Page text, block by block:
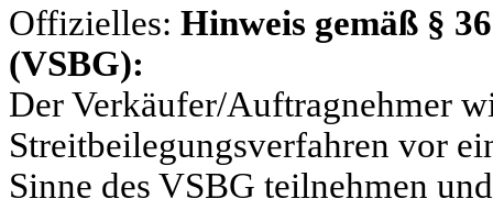
Offizielles: Hinweis gemäß §
(VSBG):
Der Verkäufer/Auftragnehmer
Streitbeilegungsverfahren vor
Sinne des VSBG teilnehmen